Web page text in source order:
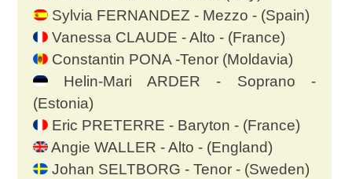
Sylvia FERNANDEZ - Mezzo - (Spain)
Vanessa CLAUDE - Alto - (France)
Constantin PONA -Tenor (Moldavia)
Helin-Mari ARDER - Soprano -
(Estonia)
Eric PRETERRE - Baryton - (France)
Angie WALLER - Alto - (England)
Johan SELTBORG - Tenor - (Sweden)